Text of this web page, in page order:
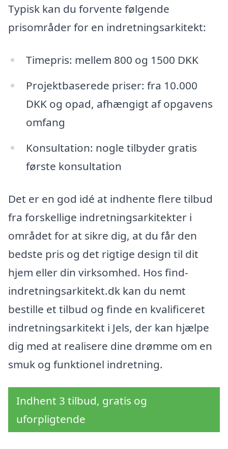
Typisk kan du forvente følgende
prisområder for en indretningsarkitekt:
Timepris: mellem 800 og 1500 DKK
Projektbaserede priser: fra 10.000
DKK og opad, afhængigt af opgavens
omfang
Konsultation: nogle tilbyder gratis
første konsultation
Det er en god idé at indhente flere tilbud
fra forskellige indretningsarkitekter i
området for at sikre dig, at du får den
bedste pris og det rigtige design til dit
hjem eller din virksomhed. Hos find-
indretningsarkitekt.dk kan du nemt
bestille et tilbud og finde en kvalificeret
indretningsarkitekt i Jels, der kan hjælpe
dig med at realisere dine drømme om en
smuk og funktionel indretning.
Indhent 3 tilbud, gratis og
uforpligtende